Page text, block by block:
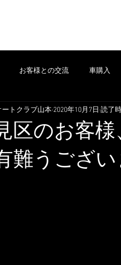
お客様との交流 車購入
車検 オークション 車売
客様 クーポン セール
区のお客
難うござい
ートクラブ山本 2020年10月7日 読了